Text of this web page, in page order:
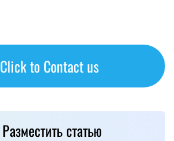
Click to Contact us
Разместить статью